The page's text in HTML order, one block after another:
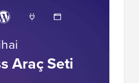
Araç Seti